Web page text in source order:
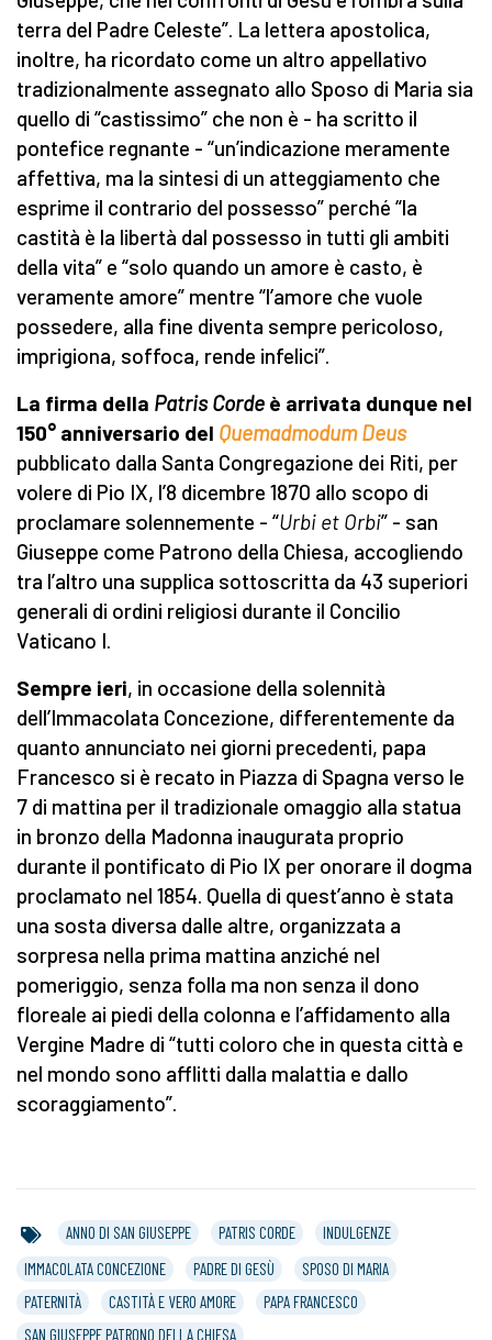
terra del Padre Celeste”. La lettera apostolica,
inoltre, ha ricordato come un altro appellativo
tradizionalmente assegnato allo Sposo di Maria sia
quello di “castissimo” che non è - ha scritto il
pontefice regnante - “un’indicazione meramente
affettiva, ma la sintesi di un atteggiamento che
esprime il contrario del possesso” perché “la
castità è la libertà dal possesso in tutti gli ambiti
della vita” e “solo quando un amore è casto, è
veramente amore” mentre “l’amore che vuole
possedere, alla fine diventa sempre pericoloso,
imprigiona, soffoca, rende infelici”.
La firma della Patris Corde è arrivata dunque nel
150° anniversario del Quemadmodum Deus
pubblicato dalla Santa Congregazione dei Riti, per
volere di Pio IX, l’8 dicembre 1870 allo scopo di
proclamare solennemente - “Urbi et Orbi” - san
Giuseppe come Patrono della Chiesa, accogliendo
tra l’altro una supplica sottoscritta da 43 superiori
generali di ordini religiosi durante il Concilio
Vaticano I.
Sempre ieri, in occasione della solennità
dell’Immacolata Concezione, differentemente da
quanto annunciato nei giorni precedenti, papa
Francesco si è recato in Piazza di Spagna verso le
7 di mattina per il tradizionale omaggio alla statua
in bronzo della Madonna inaugurata proprio
durante il pontificato di Pio IX per onorare il dogma
proclamato nel 1854. Quella di quest’anno è stata
una sosta diversa dalle altre, organizzata a
sorpresa nella prima mattina anziché nel
pomeriggio, senza folla ma non senza il dono
floreale ai piedi della colonna e l’affidamento alla
Vergine Madre di “tutti coloro che in questa città e
nel mondo sono afflitti dalla malattia e dallo
scoraggiamento”.
ANNO DI SAN GIUSEPPE PATRIS CORDE
INDULGENZE
IMMACOLATA CONCEZIONE
PADRE DI GESÙ
SPOSO DI MARIA
PATERNITÀ
CASTITÀ E VERO AMORE
PAPA FRANCESCO
SAN GIUSEPPE PATRONO DELLA CHIESA